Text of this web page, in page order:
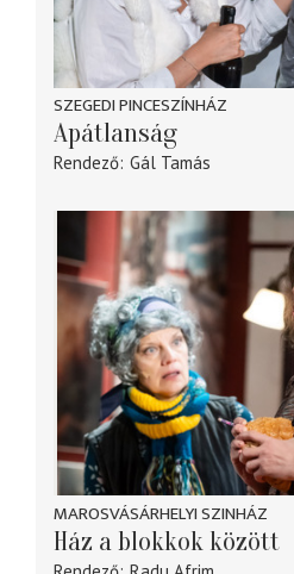
SZEGEDI PINCESZÍNHÁZ
Apátlanság
Rendező Gál Tamás
MAROSVÁSÁRHELYI SZINHÁZ
Ház a blokkok között